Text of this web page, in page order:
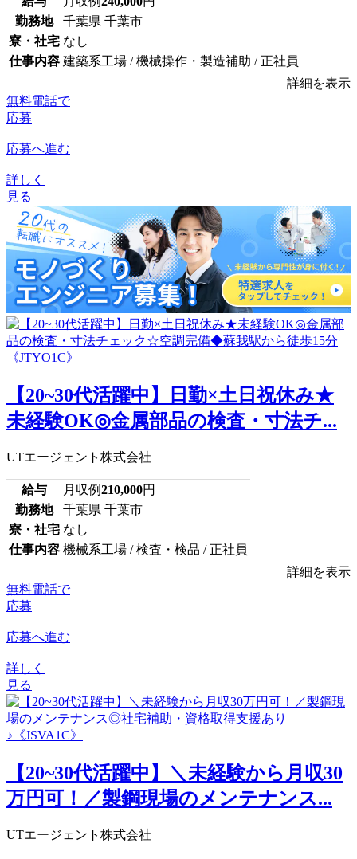
勤務地
千葉県 千葉市
寮・社宅 なし
仕事内容 建築系工場 / 機械操作・製造補助 / 正社員
詳細を表示
無料電話で
応募
応募へ進む
詳しく
見る
【20~30代活躍中】日勤×土日祝休み★
未経験OK◎金属部品の検査・寸法チ...
UTエージェント株式会社
給与 月収例210,000円
勤務地
千葉県 千葉市
寮・社宅 なし
仕事内容 機械系工場 / 検査・検品 / 正社員
詳細を表示
無料電話で
応募
応募へ進む
詳しく
見る
【20~30代活躍中】＼未経験から月収30
万円可！／製鋼現場のメンテナンス...
UTエージェント株式会社